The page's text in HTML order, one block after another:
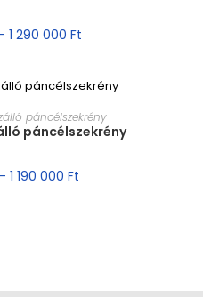
1 290 000 Ft
páncélszekrény
páncélszekrény
– 1 190 000 Ft